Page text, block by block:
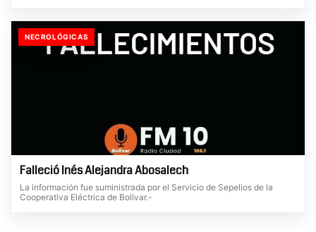
NECROLÓGICAS
Falleció Inés Alejandra Abosalech
La información fue suministrada por el Servicio de Sepelios de la
Cooperativa Eléctrica de Bolívar.-